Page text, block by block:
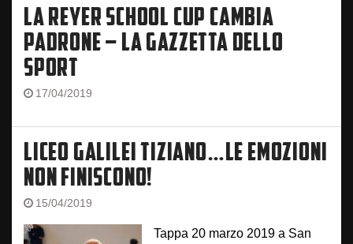
LA REYER SCHOOL CUP CAMBIA
PADRONE – LA GAZZETTA DELLO
SPORT
17/04/2019
LICEO GALILEI TIZIANO…LE EMOZIONI
NON FINISCONO!
15/04/2019
Tappa 20 marzo 2019 a San